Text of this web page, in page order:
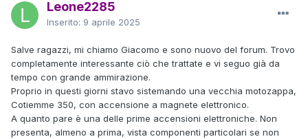
Leone2285
Inserito: 9 aprile 2025
Salve ragazzi, mi chiamo Giacomo e sono nuovo del forum. Trovo
completamente interessante ciò che trattate e vi seguo già da
tempo con grande ammirazione.
Proprio in questi giorni stavo sistemando una vecchia motozappa,
Cotiemme 350, con accensione a magnete elettronico.
A quanto pare è una delle prime accensioni elettroniche. Non
presenta, almeno a prima, vista componenti particolari se non